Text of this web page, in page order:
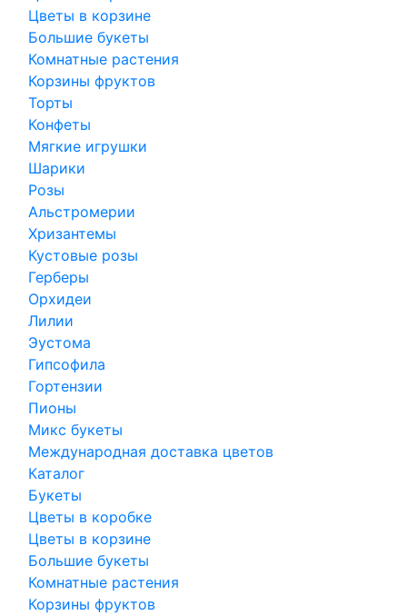
Цветы в корзине
Большие букеты
Комнатные растения
Корзины фруктов
Торты
Конфеты
Мягкие игрушки
Шарики
Розы
Альстромерии
Хризантемы
Кустовые розы
Герберы
Орхидеи
Лилии
Эустома
Гипсофила
Гортензии
Пионы
Микс букеты
Международная доставка цветов
Каталог
Букеты
Цветы в коробке
Цветы в корзине
Большие букеты
Комнатные растения
Корзины фруктов